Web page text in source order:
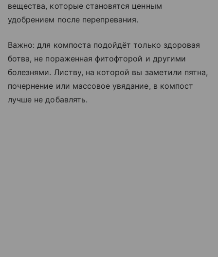
вещества, которые становятся ценным
удобрением после перепревания.
Важно: для компоста подойдёт только здоровая
ботва, не пораженная фитофторой и другими
болезнями. Листву, на которой вы заметили пятна,
почернение или массовое увядание, в компост
лучше не добавлять.